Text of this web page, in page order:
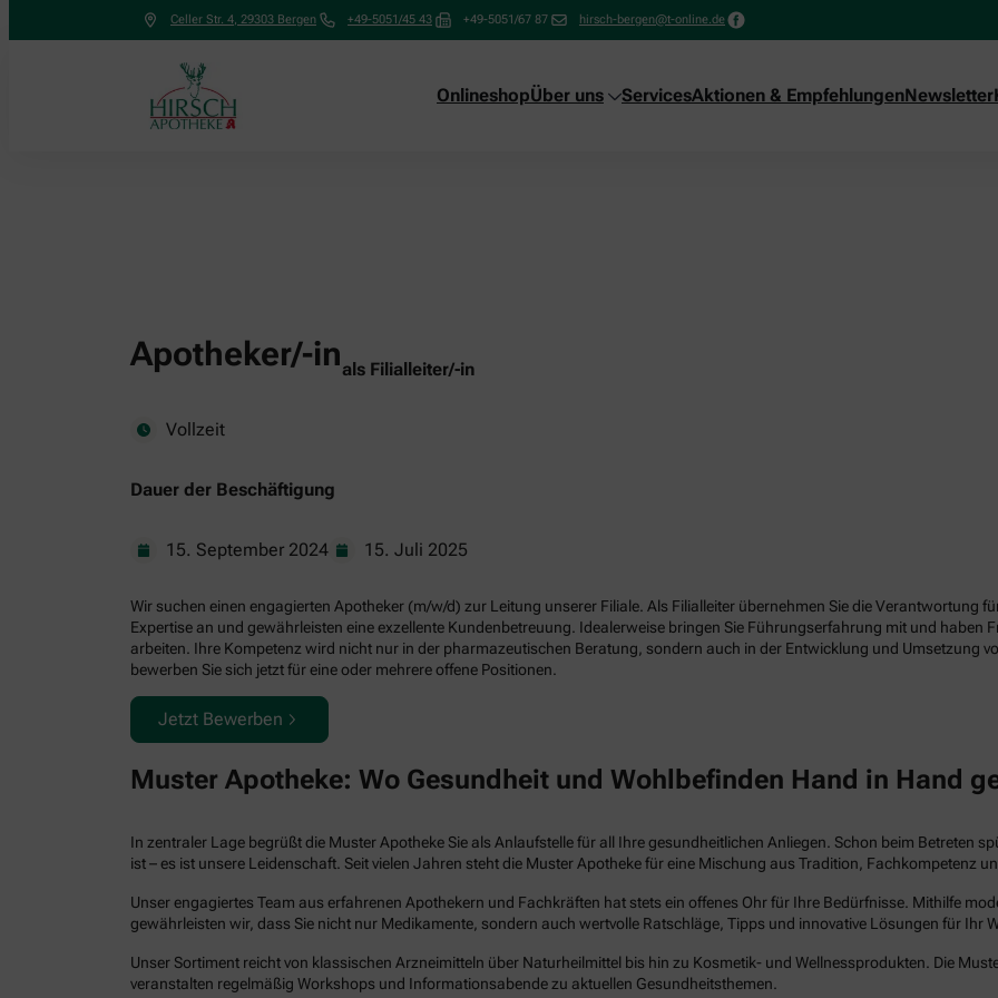
Celler Str. 4, 29303 Bergen +49-5051/45 43 +49-5051/67 87 hirsch-bergen@t-online.de
OnlineshopÜber uns ServicesAktionen & EmpfehlungenNewsletter
Apotheker/-inals Filialleiter/-in
Vollzeit
Dauer der Beschäftigung
15. September 2024 15. Juli 2025
Wir suchen einen engagierten Apotheker (m/w/d) zur Leitung unserer Filiale. Als Filialleiter übernehmen Sie die Verantwortung
Expertise an und gewährleisten eine exzellente Kundenbetreuung. Idealerweise bringen Sie Führungserfahrung mit und haben
arbeiten. Ihre Kompetenz wird nicht nur in der pharmazeutischen Beratung, sondern auch in der Entwicklung und Umsetzung
bewerben Sie sich jetzt für eine oder mehrere offene Positionen.
Jetzt Bewerben
Muster Apotheke: Wo Gesundheit und Wohlbefinden Hand in Hand
In zentraler Lage begrüßt die Muster Apotheke Sie als Anlaufstelle für all Ihre gesundheitlichen Anliegen. Schon beim Betreten
ist – es ist unsere Leidenschaft. Seit vielen Jahren steht die Muster Apotheke für eine Mischung aus Tradition, Fachkompetenz
Unser engagiertes Team aus erfahrenen Apothekern und Fachkräften hat stets ein offenes Ohr für Ihre Bedürfnisse. Mithilfe
gewährleisten wir, dass Sie nicht nur Medikamente, sondern auch wertvolle Ratschläge, Tipps und innovative Lösungen für Ihr
Unser Sortiment reicht von klassischen Arzneimitteln über Naturheilmittel bis hin zu Kosmetik- und Wellnessprodukten. Die
veranstalten regelmäßig Workshops und Informationsabende zu aktuellen Gesundheitsthemen.